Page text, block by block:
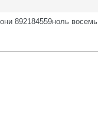
892184559ноль